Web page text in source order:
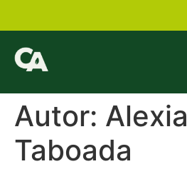
Autor: Alexia
Taboada